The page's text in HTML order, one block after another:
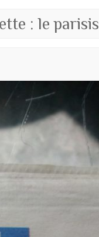
:le parisis